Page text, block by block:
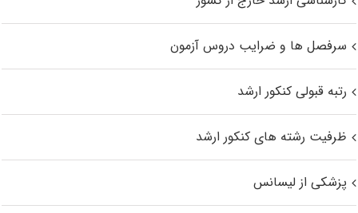
سرفصل ها و ضرایب دروس آزمون
رتبه قبولی کنکور ارشد
ظرفیت رشته های کنکور ارشد
پزشکی از لیسانس